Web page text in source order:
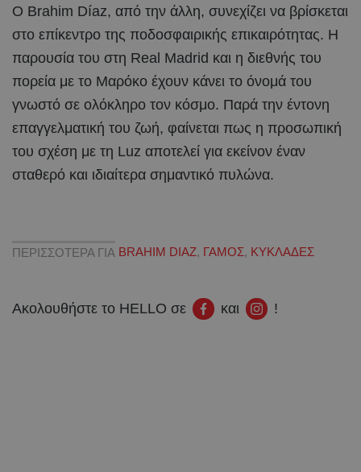
Ο Brahim Díaz, από την άλλη, συνεχίζει να βρίσκεται
στο επίκεντρο της ποδοσφαιρικής επικαιρότητας. Η
παρουσία του στη Real Madrid και η διεθνής του
πορεία με το Μαρόκο έχουν κάνει το όνομά του
γνωστό σε ολόκληρο τον κόσμο. Παρά την έντονη
επαγγελματική του ζωή, φαίνεται πως η προσωπική
του σχέση με τη Luz αποτελεί για εκείνον έναν
σταθερό και ιδιαίτερα σημαντικό πυλώνα.
ΠΕΡΙΣΣΟΤΕΡΑ ΓΙΑ BRAHIM DIAZ, ΓΑΜΟΣ, ΚΥΚΛΑΔΕΣ
Ακολουθήστε το HELLO σε και !